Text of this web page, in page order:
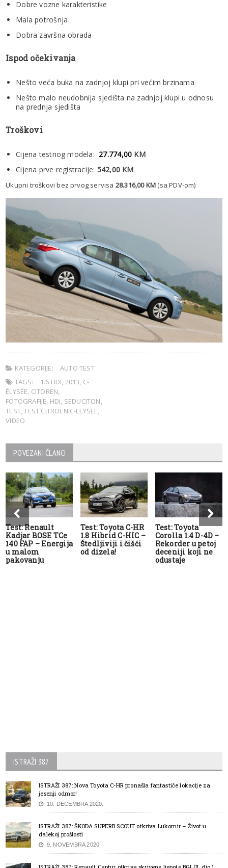
Dobre vozne karakteristike
Mala potrošnja
Dobra završna obrada
Ispod očekivanja
Nešto veća buka na zadnjoj klupi pri većim brzinama
Nešto malo neudobnija sjedišta na zadnjoj klupi u odnosu
na prednja sjedišta
Troškovi
Cijena testnog modela: 27.774,00 KM
Cijena prve registracije: 542,00 KM
Ukupni troškovi bez prvog servisa 28.316,00 KM (sa PDV-om)
KATEGORIJE:
AUTO TEST
TAGS:
1.6 HDI, 2013, C-
ÉLYSÉE, CITOREN,
FOTOGRAFIJE, HDI, SEDUCITON,
TEST,TEST CITROEN C-ELYSEE,
VIDEO
POVEZANI ČLANCI
Test: Renault
Kadjar BOSE TCe
140 FAP – Energija
u malom
pakovanju
Test: Toyota C-HR
1.8 Hibrid C-HIC –
Štedljiviji i čišći
od dizela!
Test: Toyota
Corolla 1.4 D-4D –
Rekorder u petoj
deceniji koji ne
odustaje
ISTRAŽI 387
ISTRAŽI 387: Nova Toyota C-HR pronašla fantastiče lokacije za
jesenji odmor!
10. DECEMBRA 2020.
ISTRAŽI 387: ŠKODA SUPERB SCOUT otkriva Lukomir – Život u
dalekoj prošlosti
9. NOVEMBRA 2020.